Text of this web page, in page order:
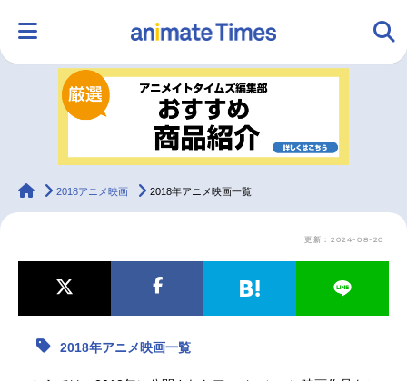
ランキング アニメ
ラジオ みんなの声
animateTimes
2018アニメ映画 2018年アニメ映画一覧
更新：2024-08-20
2018年アニメ映画一覧